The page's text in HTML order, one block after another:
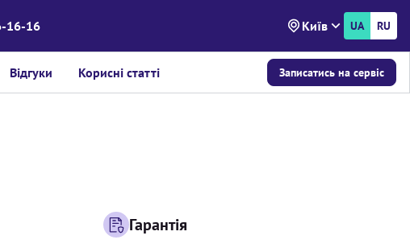
16-16 Київ UA RU
Відгуки Корисні статті Записатись на сервіс
Гарантія